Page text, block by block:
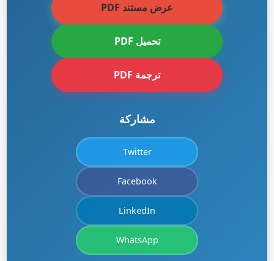
عرض مستند PDF
تحميل PDF
ترجمة PDF
مشاركة
Twitter
Facebook
LinkedIn
WhatsApp